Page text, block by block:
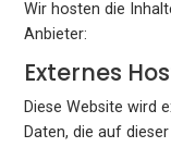
Wir hosten die
Anbieter:
Externes
Diese Website wird
Daten, die auf